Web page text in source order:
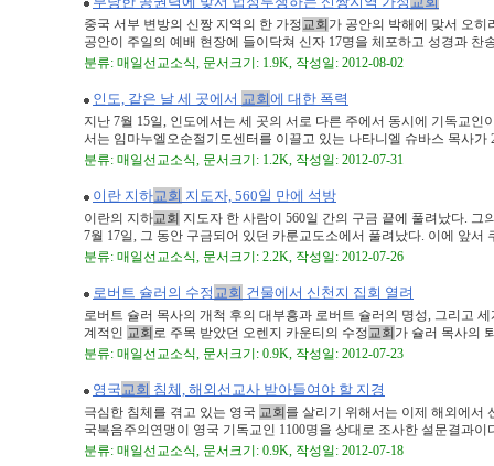
중국 서부 변방의 신짱 지역의 한 가정교회 가 공안의 박해에 맞서 오
공안이 주일의 예배 현장에 들이닥쳐 신자 17명을 체포하고 성경과 찬
분류: 매일선교소식, 문서크기: 1.9K, 작성일: 2012-08-02
인도, 같은 날 세 곳에서 교회에 대한 폭력
지난 7월 15일, 인도에서는 세 곳의 서로 다른 주에서 동시에 기독교
서는 임마누엘오순절기도센터를 이끌고 있는 나타니엘 슈바스 목사가
분류: 매일선교소식, 문서크기: 1.2K, 작성일: 2012-07-31
이란 지하교회 지도자, 560일 만에 석방
이란의 지하교회 지도자 한 사람이 560일 간의 구금 끝에 풀려났다.
7월 17일, 그 동안 구금되어 있던 카룬교도소에서 풀려났다. 이에 앞서
분류: 매일선교소식, 문서크기: 2.2K, 작성일: 2012-07-26
로버트 슐러의 수정 교회 건물에서 신천지 집회 열려
로버트 슐러 목사의 개척 후의 대부흥과 로버트 슐러의 명성, 그리고
계적인 교회 로 주목 받았던 오렌지 카운티의 수정교회 가 슐러 목사의
분류: 매일선교소식, 문서크기: 0.9K, 작성일: 2012-07-23
영국교회 침체, 해외선교사 받아들여야 할 지경
극심한 침체를 겪고 있는 영국 교회 를 살리기 위해서는 이제 해외에서
국복음주의연맹이 영국 기독교인 1100명을 상대로 조사한 설문결과이
분류: 매일선교소식, 문서크기: 0.9K, 작성일: 2012-07-18